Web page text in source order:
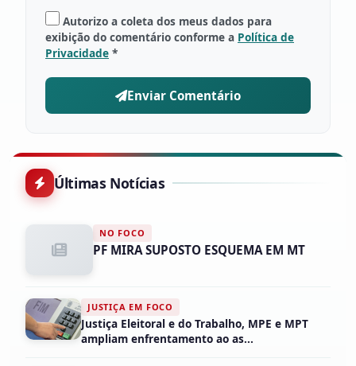
Autorizo a coleta dos meus dados para
exibição do comentário conforme a Política de
Privacidade *
Enviar Comentário
Últimas Notícias
NO FOCO
PF MIRA SUPOSTO ESQUEMA EM MT
JUSTIÇA EM FOCO
Justiça Eleitoral e do Trabalho, MPE e MPT
ampliam enfrentamento ao as...